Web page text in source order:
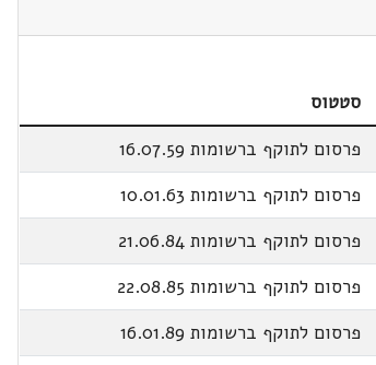
סטטוס
פרסום לתוקף ברשומות 16.07.59
פרסום לתוקף ברשומות 10.01.63
פרסום לתוקף ברשומות 21.06.84
פרסום לתוקף ברשומות 22.08.85
פרסום לתוקף ברשומות 16.01.89